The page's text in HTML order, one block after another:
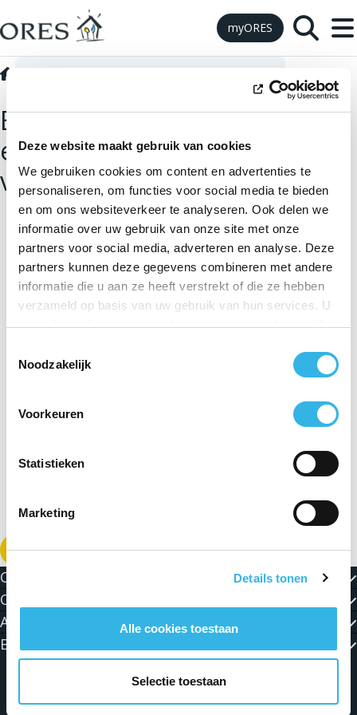
Deze website maakt gebruik van cookies
We gebruiken cookies om content en advertenties te
personaliseren, om functies voor social media te bieden
en om ons websiteverkeer te analyseren. Ook delen we
informatie over uw gebruik van onze site met onze
partners voor social media, adverteren en analyse. Deze
partners kunnen deze gegevens combineren met andere
informatie die u aan ze heeft verstrekt of die ze hebben
verzameld op basis van uw gebruik van hun services. U
gaat akkoord met onze cookies als u onze website blijft
Noodzakelijk
Voorkeuren
Statistieken
Marketing
Details tonen
Alle cookies toestaan
Selectie toestaan
Skip to Content
myORES
E-14 Aansluitingscontract
elektriciteit voor een
vermogen groter dan 56 kVA
Download de PDF
Contact
Over ORES
Actualiteiten en Jobs
Blijf in contact met ons!
Persoonlijke levenssfeer